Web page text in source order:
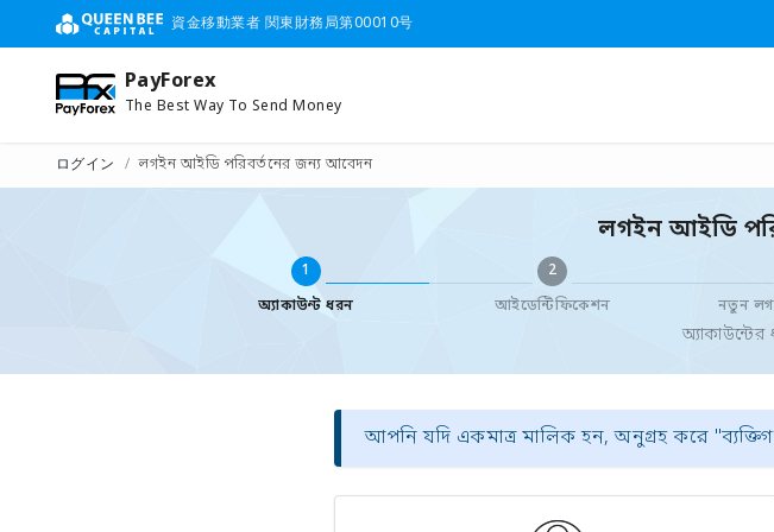
資金移動業者 関東財務局第00010号
PayForex
The Best Way To Send Money
ログイン লগইন আইডি পরিবর্তনের জন্য আবেদন
লগইন আইডি
1
অ্যাকাউন্ট ধরন
2
আইডেন্টিফিকেশন
নতুন
অ্যাকাউন্টের
আপনি যদি একমাত্র মালিক হন, অনুগ্রহ করে